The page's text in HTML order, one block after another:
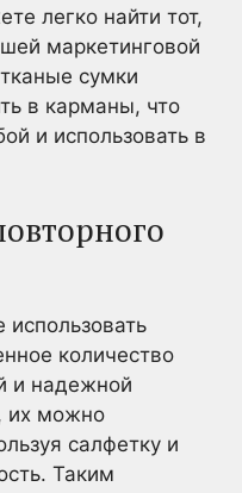
легко найти тот,
маркетинговой
сумки
в карманы, что
и использовать в
количество
и надежной
их можно
салфетку и
Таким